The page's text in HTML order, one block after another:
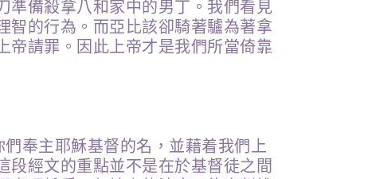
準備殺拿八和家中的男丁。我們看見
智的行為。而亞比該卻騎著驢為著拿
帝請罪。因此上帝才是我們所當倚靠
奉主耶穌基督的名，並藉着我們上
段經文的重點並不是在於基督徒之間